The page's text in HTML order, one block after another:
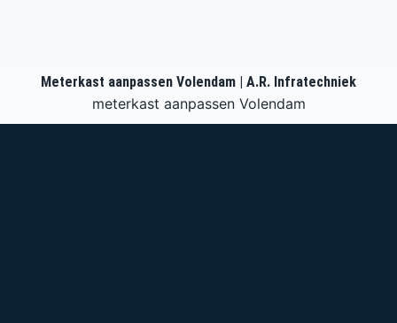
Meterkast aanpassen Volendam | A.R. Infratechniek
meterkast aanpassen Volendam